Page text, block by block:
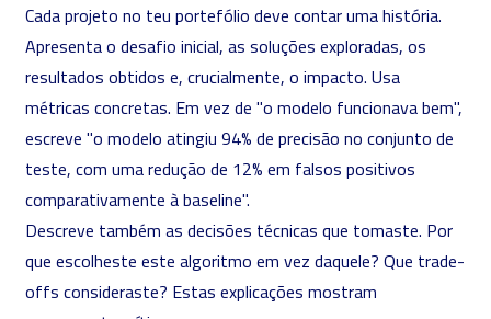
Cada projeto no teu portefólio deve contar uma história.
Apresenta o desafio inicial, as soluções exploradas, os
resultados obtidos e, crucialmente, o impacto. Usa
métricas concretas. Em vez de "o modelo funcionava bem",
escreve "o modelo atingiu 94% de precisão no conjunto de
teste, com uma redução de 12% em falsos positivos
comparativamente à baseline".
Descreve também as decisões técnicas que tomaste. Por
que escolheste este algoritmo em vez daquele? Que trade-
offs consideraste? Estas explicações mostram